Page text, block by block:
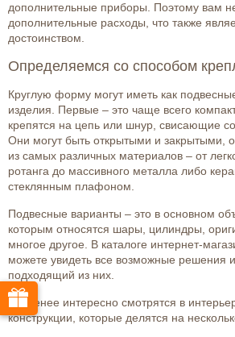
дополнительные приборы. Поэтому вам
дополнительные расходы, что также
достоинством.
Определяемся со способом
Круглую форму могут иметь как
изделия. Первые – это чаще всего
крепятся на цепь или шнур, свисающие
Они могут быть открытыми и закрытыми,
из самых различных материалов – от
ротанга до массивного металла либо
стеклянным плафоном.
Подвесные варианты – это в основном
которым относятся шары, цилиндры,
многое другое. В каталоге интернет-
можете увидеть все возможные решения
подходящий из них.
Не менее интересно смотрятся в
конструкции, которые делятся на